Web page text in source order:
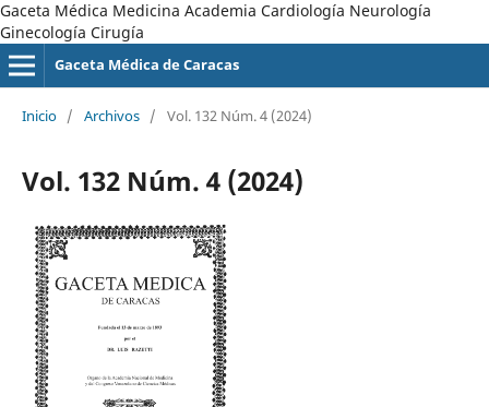
Gaceta Médica Medicina Academia Cardiología Neurología
Ginecología Cirugía
Gaceta Médica de Caracas
Inicio / Archivos / Vol. 132 Núm. 4 (2024)
Vol. 132 Núm. 4 (2024)